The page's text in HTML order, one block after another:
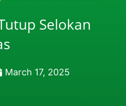
Selokan
March 17, 2025